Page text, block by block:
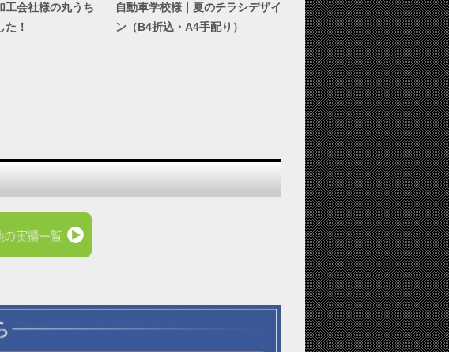
工会社様の丸うち
た！
自動車学校様｜夏のチラシデザイ
ン（B4折込・A4手配り）